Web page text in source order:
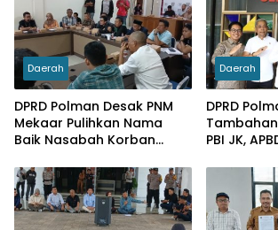
Daerah
DPRD Polman Desak PNM
Mekaar Pulihkan Nama
Baik Nasabah Korban
Daerah
DPRD
PBI JK,